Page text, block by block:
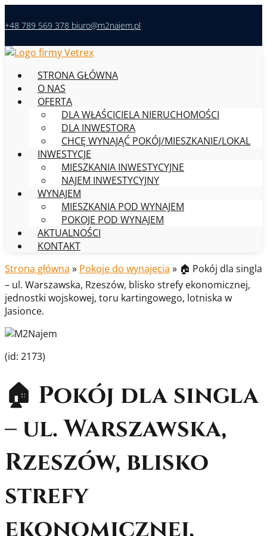
+48 789 569 378 biuro@m2najem.pl
STRONA GŁÓWNA
O NAS
OFERTA
DLA WŁAŚCICIELA NIERUCHOMOŚCI
DLA INWESTORA
CHCĘ WYNAJĄĆ POKÓJ/MIESZKANIE/LOKAL
INWESTYCJE
MIESZKANIA INWESTYCYJNE
NAJEM INWESTYCYJNY
WYNAJEM
MIESZKANIA POD WYNAJEM
POKOJE POD WYNAJEM
AKTUALNOŚCI
KONTAKT
Strona główna » Pokoje do wynajęcia » 🏠 Pokój dla singla
– ul. Warszawska, Rzeszów, blisko strefy ekonomicznej,
jednostki wojskowej, toru kartingowego, lotniska w
Jasionce.
(id: 2173)
🏠 Pokój dla singla
– ul. Warszawska,
Rzeszów, blisko
strefy
ekonomicznej,